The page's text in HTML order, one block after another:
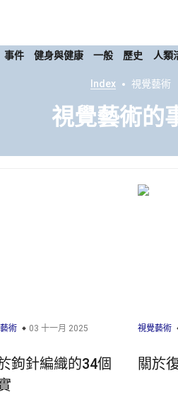
事件 健身與健康 一般 歷史 人類
Index 視覺藝術
視覺藝術的
術 03 十一月 2025
鉤針編織的34個
視覺藝術
關於